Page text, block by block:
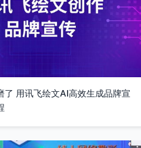
了 用讯飞绘文AI高效生成品牌宣